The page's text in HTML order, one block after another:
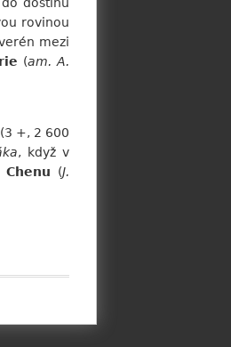
rovinou
mezi
(am. A.
(3 +, 2 600
, když v
(J.